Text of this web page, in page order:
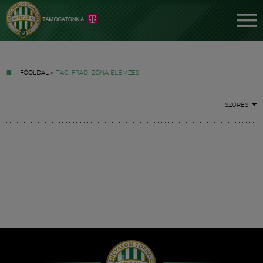
FŐOLDAL » TAG: FRADI ZÓNA ELEMZÉS
SZŰRÉS
Hírek